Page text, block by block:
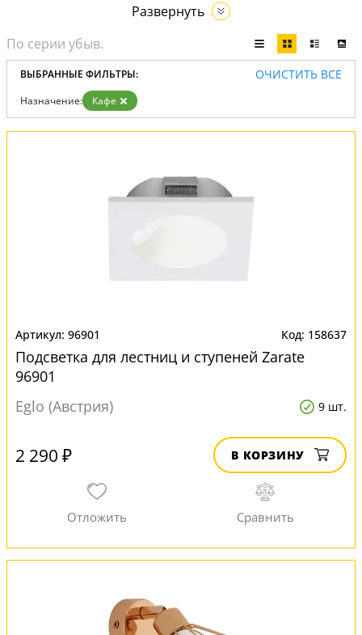
Развернуть
ВЫБРАННЫЕ ФИЛЬТРЫ: ОЧИСТИТЬ ВСЕ
Назначение: Кафе
96901 158637
Подсветка для лестниц и ступеней Zarate
96901
Eglo (Австрия)
9 шт.
2 290 ₽ В КОРЗИНУ